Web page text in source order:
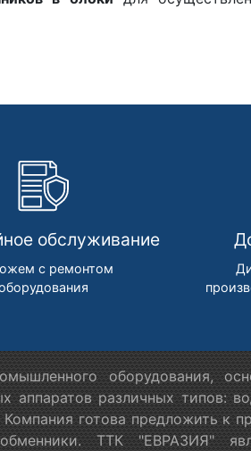
обслуживание
с ремонтом
оборудования,
аппаратов различных типов:
готова предложить к
ТТК "ЕВРАЗИЯ"